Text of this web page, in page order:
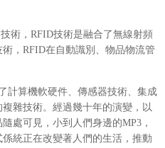
術，RFID技術是融合了無線射頻
，RFID在自動識別、物品物流管
計算機軟硬件、傳感器技術、集成
雜技術。經過幾十年的演變，以
處可見，小到人們身邊的MP3，
統正在改變著人們的生活，推動